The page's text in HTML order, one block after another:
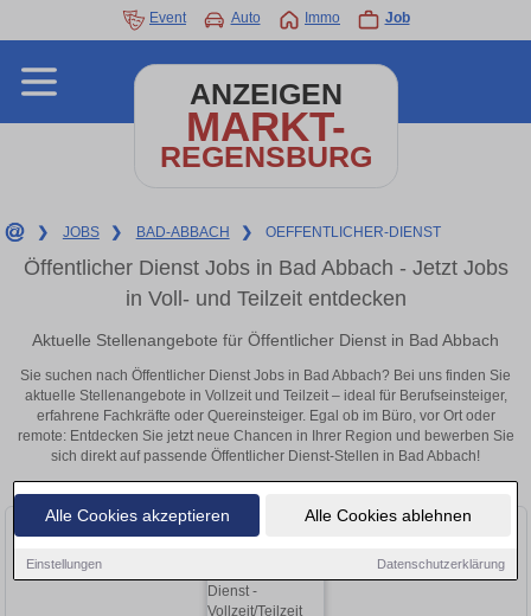
Alle Cookies akzeptieren Alle Cookies ablehnen
Einstellungen Datenschutzerklärung
Event Auto Immo Job
ANZEIGEN
MARKT-
REGENSBURG
❯ JOBS ❯ BAD-ABBACH ❯ OEFFENTLICHER-DIENST
Öffentlicher Dienst Jobs in Bad Abbach - Jetzt Jobs
in Voll- und Teilzeit entdecken
Aktuelle Stellenangebote für Öffentlicher Dienst in Bad Abbach
Sie suchen nach Öffentlicher Dienst Jobs in Bad Abbach? Bei uns finden Sie
aktuelle Stellenangebote in Vollzeit und Teilzeit – ideal für Berufseinsteiger,
erfahrene Fachkräfte oder Quereinsteiger. Egal ob im Büro, vor Ort oder
remote: Entdecken Sie jetzt neue Chancen in Ihrer Region und bewerben Sie
sich direkt auf passende Öffentlicher Dienst-Stellen in Bad Abbach!